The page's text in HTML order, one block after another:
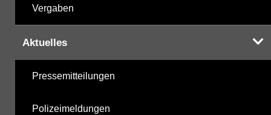
Vergaben
Aktuelles
Pressemitteilungen
Polizeimeldungen